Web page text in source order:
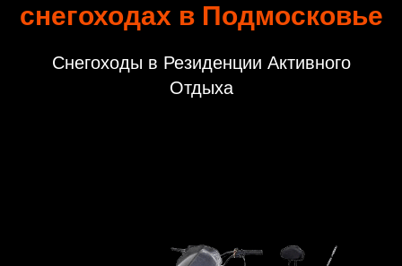
снегоходах в Подмосковье
Снегоходы в Резиденции Активного
Отдыха